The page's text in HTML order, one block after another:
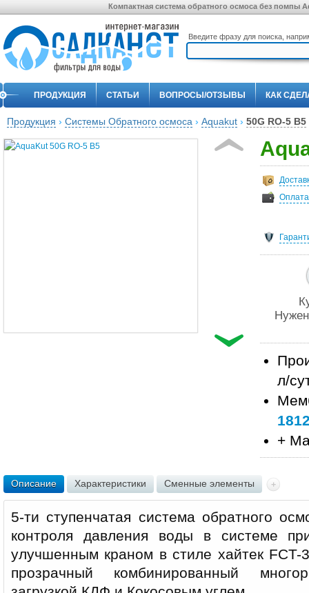
Компактная система обратного осмоса без помпы
Введите фразу для поиска,
ПРОДУКЦИЯ СТАТЬИ ВОПРОСЫ/ОТЗЫВЫ КАК
Продукция › Системы Обратного осмоса › Aquakut › 50G RO-5 B5
Оплата
л/
+
Описание Характеристики Сменные элементы
5-ти ступенчатая система обратного
контроля давления воды в системе
улучшенным краном в стиле хайтек
прозрачный комбинированный